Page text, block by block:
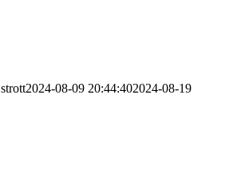
strott2024-08-09 20:44:402024-08-19